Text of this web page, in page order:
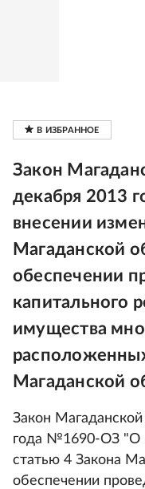
Закон
декабря 2013
внесении
Магаданской
обеспечении
капитального
имущества
Магаданской
Закон
года №1690-ОЗ "О
статью 4 Закона
обеспечении